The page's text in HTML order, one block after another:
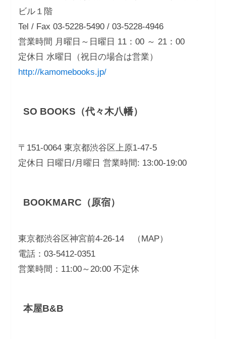
ビル１階
Tel / Fax 03-5228-5490 / 03-5228-4946
営業時間 月曜日～日曜日 11：00 ～ 21：00
定休日 水曜日（祝日の場合は営業）
http://kamomebooks.jp/
SO BOOKS（代々木八幡）
〒151-0064 東京都渋谷区上原1-47-5
定休日 日曜日/月曜日 営業時間: 13:00-19:00
BOOKMARC（原宿）
東京都渋谷区神宮前4-26-14 （MAP）
電話：03-5412-0351
営業時間：11:00～20:00 不定休
本屋B&B